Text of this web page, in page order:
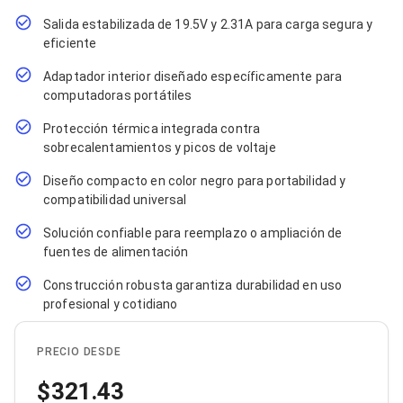
Cables Coaxiales
Accesorios para Cables
Conectores
Tapas y Cajas
Pinzas Ponchadoras
Probadores de Cable
Protectores para Cables
Cables para Impresoras
Cableado Estructurado
Sujetadores de Cables
Cinchos
Adaptadores
Adaptadores PC
Adaptadores PC USB
Adaptadores PC Serial
Adaptadores PC IDE
Adaptadores PC Teclado
Salida estabilizada de 19.5V y 2.31A para carga segura y
eficiente
Adaptador interior diseñado específicamente para
computadoras portátiles
Protección térmica integrada contra
sobrecalentamientos y picos de voltaje
Diseño compacto en color negro para portabilidad y
compatibilidad universal
Solución confiable para reemplazo o ampliación de
fuentes de alimentación
Construcción robusta garantiza durabilidad en uso
profesional y cotidiano
PRECIO DESDE
321.43